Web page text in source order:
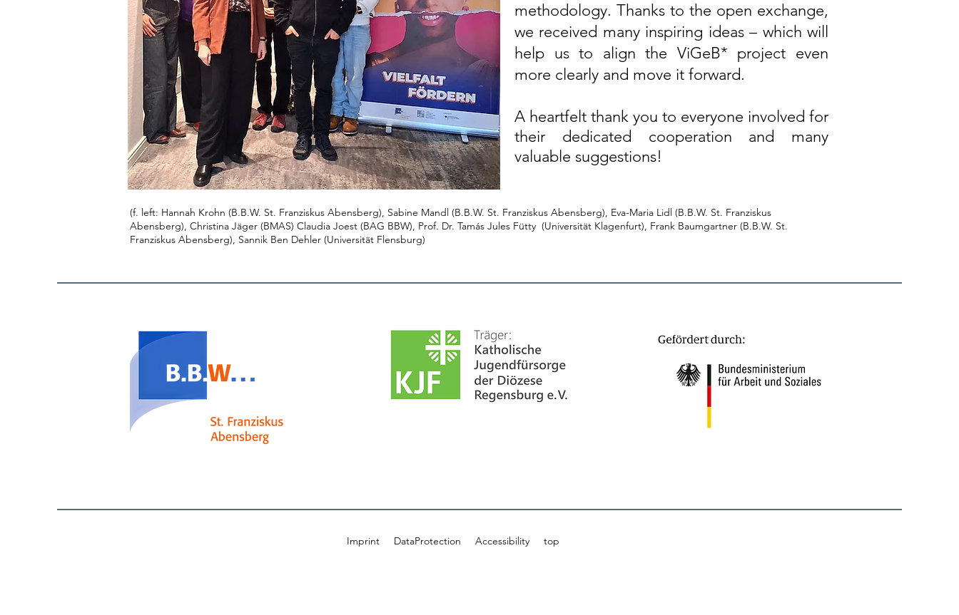
methodology. Thanks to the open exchange,
we received many inspiring ideas – which will
help us to align the ViGeB* project even
more clearly and move it forward.
A heartfelt thank you to everyone involved for
their dedicated cooperation and many
valuable suggestions!
(f. left: Hannah Krohn (B.B.W. St. Franziskus Abensberg), Sabine Mandl (B.B.W. St. Franziskus Abensberg), Eva-Maria Lidl (B.B.W. St. Franziskus
Abensberg), Christina Jäger (BMAS) Claudia Joest (BAG BBW), Prof. Dr. Tamás Jules Fütty (Universität Klagenfurt), Frank Baumgartner (B.B.W. St.
Franziskus Abensberg), Sannik Ben Dehler (Universität Flensburg)
Imprint DataProtection Accessibility top